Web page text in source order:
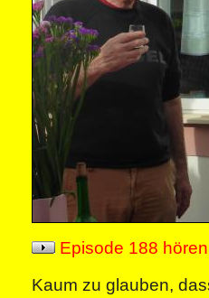
Episode 188 hören
Kaum zu glauben,